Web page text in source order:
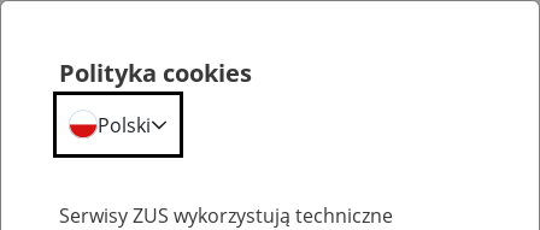
Polityka cookies
Polski
Serwisy ZUS wykorzystują techniczne